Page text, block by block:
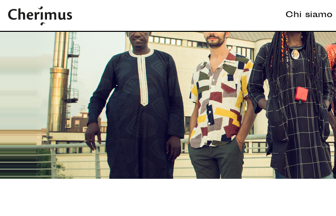
Chi siamo